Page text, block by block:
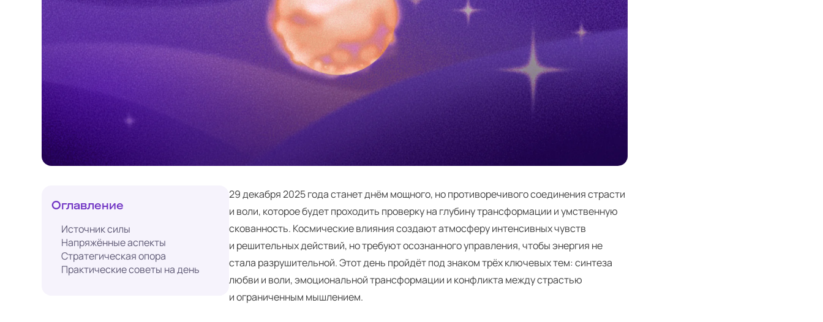
Оглавление
Источник силы
Напряжённые аспекты
Стратегическая опора
Практические советы на день
29 декабря 2025 года станет днём мощного, но противоречивого соединения страсти
и воли, которое будет проходить проверку на глубину трансформации и умственную
скованность. Космические влияния создают атмосферу интенсивных чувств
и решительных действий, но требуют осознанного управления, чтобы энергия не
стала разрушительной. Этот день пройдёт под знаком трёх ключевых тем: синтеза
любви и воли, эмоциональной трансформации и конфликта между страстью
и ограниченным мышлением.